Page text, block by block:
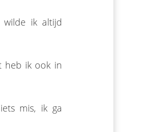
wilde ik altijd
heb ik ook in
mis, ik ga